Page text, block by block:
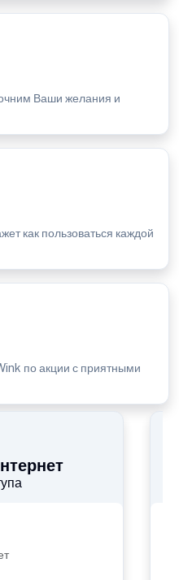
Ваши желания и
как пользоваться каждой
по акции с приятными